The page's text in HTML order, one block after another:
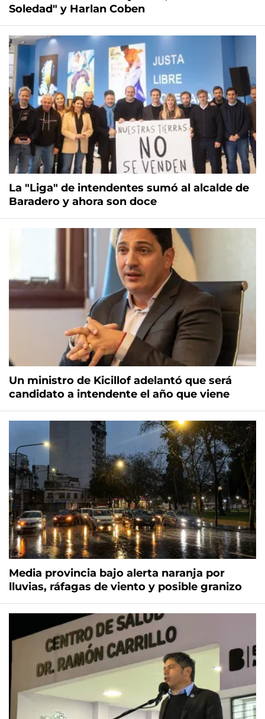
Soledad" y Harlan Coben
La "Liga" de intendentes sumó al alcalde de
Baradero y ahora son doce
Un ministro de Kicillof adelantó que será
candidato a intendente el año que viene
Media provincia bajo alerta naranja por
lluvias, ráfagas de viento y posible granizo